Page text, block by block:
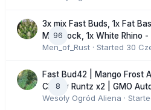
96
3x mix Fast Buds, 1x Fat
Moonrock, 1x White Rhino
Men_of_Rust · Started 30
8
Fast Bud42 | Mango Frost
Cherry Runtz x2 | GMO
Wesoły Ogród Aliena ·